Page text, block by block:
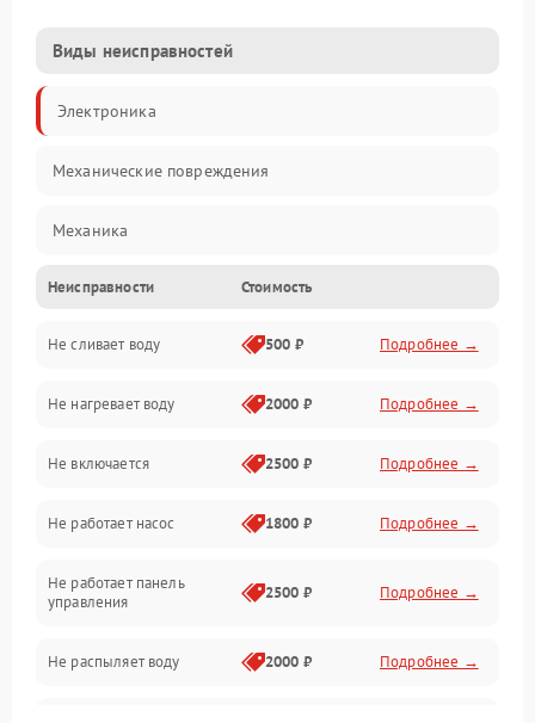
Виды неисправностей
Электроника
Механические повреждения
Механика
Управление
Электропитание
Датчики
Нагрев
Вода
Гигиена
Программное обеспечение
Неисправности Стоимость
Не сливает воду 500 ₽ Подробнее →
Не нагревает воду 2000 ₽ Подробнее →
Не включается 2500 ₽ Подробнее →
Не работает насос 1800 ₽ Подробнее →
Не работает панель
управления
2500 ₽ Подробнее →
Не распыляет воду 2000 ₽ Подробнее →